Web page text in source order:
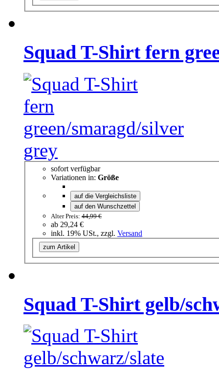
Squad T-Shirt fern
sofort verfügbar
Variationen in: Größe
auf die Vergleichsliste
auf den Wunschzettel
Alter Preis: 44,99 €
ab 29,24 €
inkl. 19% USt., zzgl. Versand
zum Artikel
Squad T-Shirt gelb/